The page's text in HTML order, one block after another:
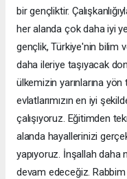
bir gençliktir.
her alanda çok daha iyi
gençlik, Türkiye'nin bilim
daha ileriye taşıyacak
ülkemizin yarınlarına
evlatlarımızın en iyi
çalışıyoruz. Eğitimden
alanda hayallerinizi
yapıyoruz. İnşallah daha
devam edeceğiz. Rabbim